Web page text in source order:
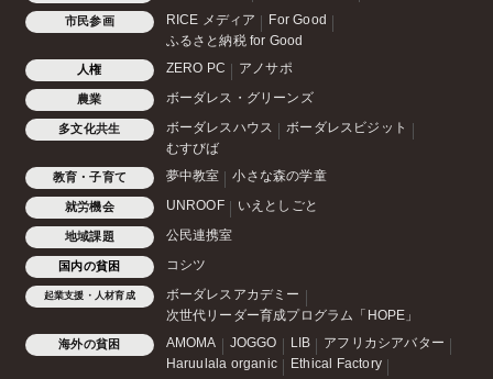
市民参画 RICE メディア
For Good
ふるさと納税 for Good
人権 ZERO PC アノサポ
農業 ボーダレス・グリーンズ
多文化共生 ボーダレスハウス
ボーダレスビジット
むすびば
教育・子育て 夢中教室 小さな森の学童
就労機会 UNROOF いえとしごと
地域課題 公民連携室
国内の貧困 コシツ
起業支援・人材育成
ボーダレスアカデミー
次世代リーダー育成プログラム「HOPE」
海外の貧困 AMOMA JOGGO LIB
アフリカシアバター
Haruulala organic
Ethical Factory